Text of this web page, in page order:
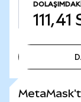
111,41